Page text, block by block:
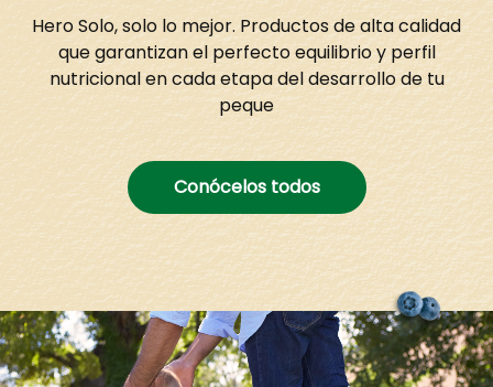
Hero Solo, solo lo mejor. Productos de alta calidad
que garantizan el perfecto equilibrio y perfil
nutricional en cada etapa del desarrollo de tu
peque
Conócelos todos